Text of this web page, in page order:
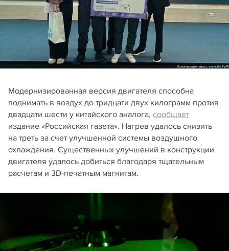
Модернизированная версия двигателя способна
поднимать в воздух до тридцати двух килограмм против
двадцати шести у китайского аналога, сообщает
издание «Российская газета». Нагрев удалось снизить
на треть за счет улучшенной системы воздушного
охлаждения. Существенных улучшений в конструкции
двигателя удалось добиться благодаря тщательным
расчетам и 3D-печатным магнитам.